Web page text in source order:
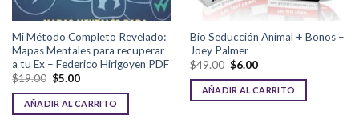
Mi Método Completo Revelado:
Mapas Mentales para recuperar
a tu Ex – Federico Hirigoyen PDF
$19.00 $5.00
AÑADIR AL CARRITO
Bio Seducción Animal + Bonos –
Joey Palmer
$49.00 $6.00
AÑADIR AL CARRITO